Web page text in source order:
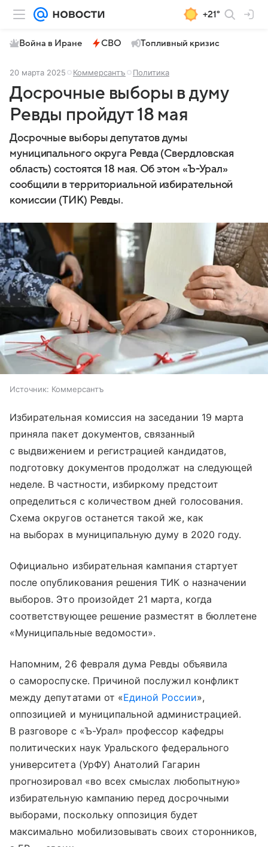
+21°
Война в Иране СВО Топливный кризис
20 марта 2025 Коммерсантъ Политика
Досрочные выборы в думу
Ревды пройдут 18 мая
Досрочные выборы депутатов думы
муниципального округа Ревда (Свердловская
область) состоятся 18 мая. Об этом «Ъ-Урал»
сообщили в территориальной избирательной
комиссии (ТИК) Ревды.
Источник: Коммерсантъ
Избирательная комиссия на заседании 19 марта
приняла пакет документов, связанный
с выдвижением и регистрацией кандидатов,
подготовку документов продолжат на следующей
неделе. В частности, избиркому предстоит
определиться с количеством дней голосования.
Схема округов останется такой же, как
на выборах в муниципальную думу в 2020 году.
Официально избирательная кампания стартует
после опубликования решения ТИК о назначении
выборов. Это произойдет 21 марта, когда
соответствующее решение разместят в бюллетене
«Муниципальные ведомости».
Напомним, 26 февраля дума Ревды объявила
о самороспуске. Причиной послужил конфликт
между депутатами от «Единой России»,
оппозицией и муниципальной администрацией.
В разговоре с «Ъ-Урал» профессор кафедры
политических наук Уральского федерального
университета (УрФУ) Анатолий Гагарин
прогнозировал «во всех смыслах любопытную»
избирательную кампанию перед досрочными
выборами, поскольку оппозиция будет
максимально мобилизовывать своих сторонников,